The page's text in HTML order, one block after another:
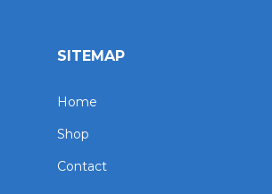
SITEMAP
Home
Shop
Contact